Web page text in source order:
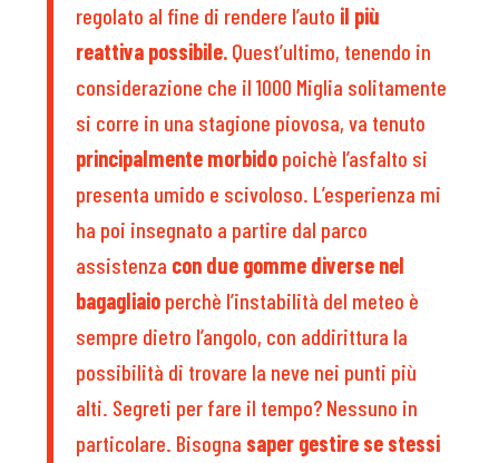
regolato al fine di rendere l’auto il più
reattiva possibile. Quest’ultimo, tenendo in
considerazione che il 1000 Miglia solitamente
si corre in una stagione piovosa, va tenuto
principalmente morbido poichè l’asfalto si
presenta umido e scivoloso. L’esperienza mi
ha poi insegnato a partire dal parco
assistenza con due gomme diverse nel
bagagliaio perchè l’instabilità del meteo è
sempre dietro l’angolo, con addirittura la
possibilità di trovare la neve nei punti più
alti. Segreti per fare il tempo? Nessuno in
particolare. Bisogna saper gestire se stessi